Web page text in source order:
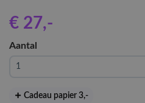
€ 27,-
Aantal
Cadeau papier 3,-